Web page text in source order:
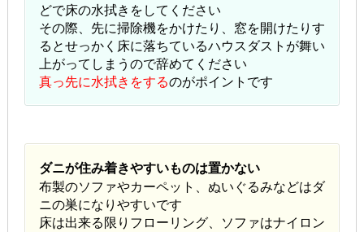
どで床の水拭きをしてください
その際、先に掃除機をかけたり、窓を開けたりす
るとせっかく床に落ちているハウスダストが舞い
上がってしまうので辞めてください
真っ先に水拭きをするのがポイントです
ダニが住み着きやすいものは置かない
布製のソファやカーペット、ぬいぐるみなどはダ
ニの巣になりやすいです
床は出来る限りフローリング、ソファはナイロン